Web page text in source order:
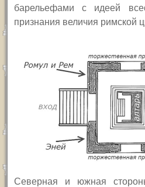
барельефами с идеей
признания величия римской
Северная и южная